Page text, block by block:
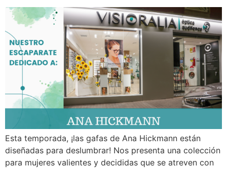
Esta temporada, ¡las gafas de Ana Hickmann están
diseñadas para deslumbrar! Nos presenta una colección
para mujeres valientes y decididas que se atreven con